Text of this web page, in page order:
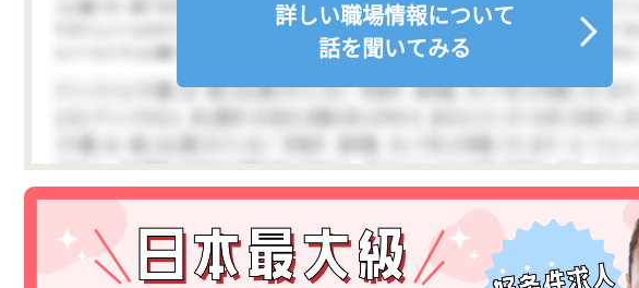
詳しい職場情報について
話を聞いてみる